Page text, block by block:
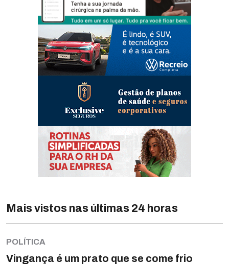
Mais vistos nas últimas 24 horas
POLÍTICA
Vingança é um prato que se come frio